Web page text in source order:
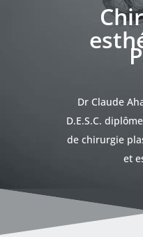
Dr Claude
D.E.S.C.
de chirurgie
et